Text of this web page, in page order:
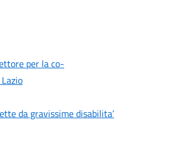
per la co-
da gravissime disabilita’